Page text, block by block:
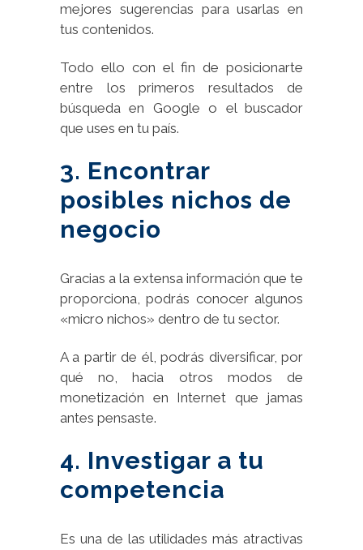
mejores sugerencias para usarlas en
tus contenidos.
Todo ello con el fin de posicionarte
entre los primeros resultados de
búsqueda en Google o el buscador
que uses en tu país.
3. Encontrar
posibles nichos de
negocio
Gracias a la extensa información que te
proporciona, podrás conocer algunos
«micro nichos» dentro de tu sector.
A a partir de él, podrás diversificar, por
qué no, hacia otros modos de
monetización en Internet que jamas
antes pensaste.
4. Investigar a tu
competencia
Es una de las utilidades más atractivas